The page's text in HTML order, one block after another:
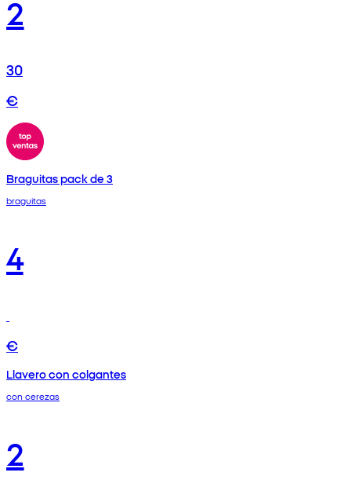
2
30
€
Braguitas pack de 3
braguitas
4
€
Llavero con colgantes
con cerezas
2